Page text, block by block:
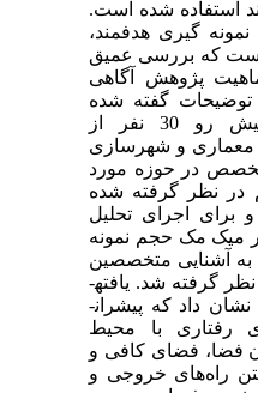
استفاده شده است.
گیری هدفمند،
است که بررسی عمیق
پژوهش آگاهی
توضیحات گفته شده
رو 30نفر از
معماری و شهرسازی
در حوزه مورد
در نظر گرفته شده
دلفی 10 نفر و برای اجرای تحلیل
میک مک حجم نمونه
به آشنایی متخصصین
20 نفر در نظر گرفته شد. یافته­
داد که پیشران­
رفتاری با محیط
فضا، فضای کافی و
راههای خروجی و